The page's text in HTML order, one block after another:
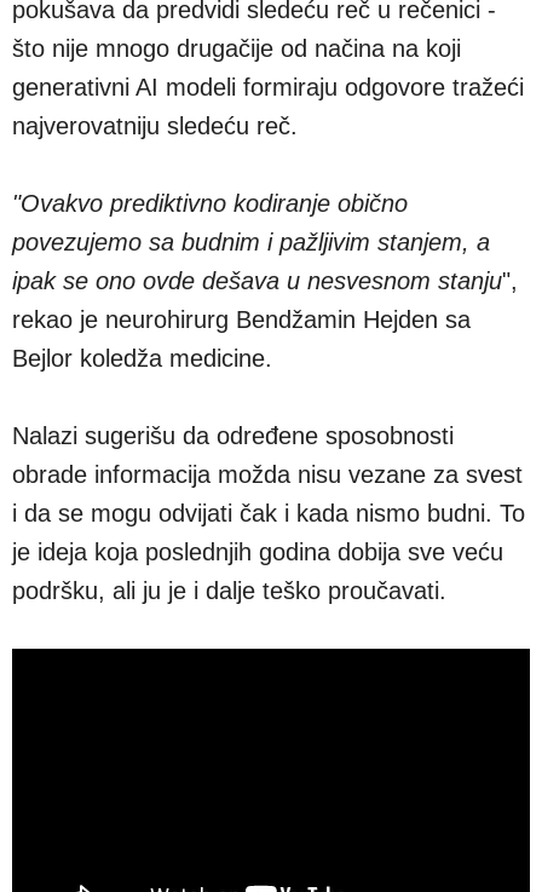
pokušava da predvidi sledeću reč u rečenici -
što nije mnogo drugačije od načina na koji
generativni AI modeli formiraju odgovore tražeći
najverovatniju sledeću reč.
"Ovakvo prediktivno kodiranje obično
povezujemo sa budnim i pažljivim stanjem, a
ipak se ono ovde dešava u nesvesnom stanju",
rekao je neurohirurg Bendžamin Hejden sa
Bejlor koledža medicine.
Nalazi sugerišu da određene sposobnosti
obrade informacija možda nisu vezane za svest
i da se mogu odvijati čak i kada nismo budni. To
je ideja koja poslednjih godina dobija sve veću
podršku, ali ju je i dalje teško proučavati.